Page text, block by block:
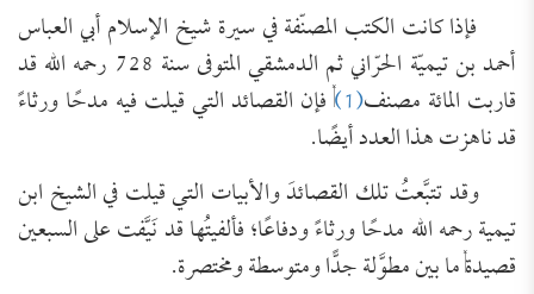
فإذا كانت الكتب المصنّفة في سيرة شيخ الإسلام أبي العباس
أحمد بن تيميّة الحرّاني ثم الدمشقي المتوفى سنة 728 رحمه الله قد
قاربت المائة مصنف(1) , فإن القصائد التي قيلت فيه مدحًا ورثاءً
قد ناهزت هذا العدد أيضًا.
وقد تتبَّعتُ تلك القصائدَ والأبيات التي قيلت في الشيخ ابن
تيمية رحمه الله مدحًا ورثاءً ودفاعًا؛ فألفيتُها قد نَيَّفت على السبعين
قصيدة, ما بين مطوَّلة جدًّا ومتوسطة ومختصرة.